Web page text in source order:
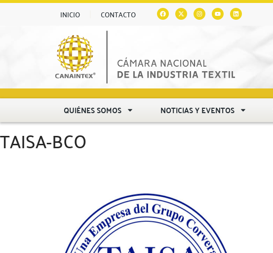
INICIO CONTACTO
QUIÉNES SOMOS NOTICIAS Y EVENTOS
TAISA-BCO